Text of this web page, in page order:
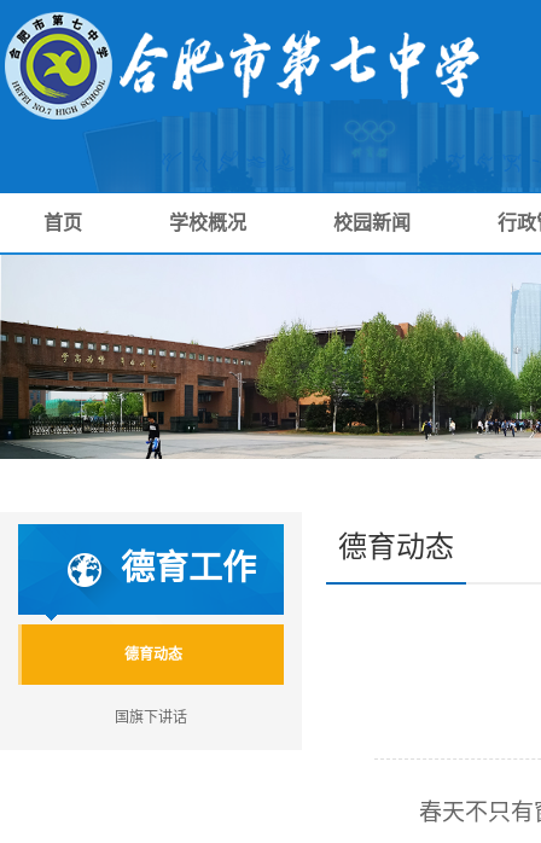
首页 学校概况 校园新闻 行政
德育工作
德育动态
国旗下讲话
德育动态
春天不只有